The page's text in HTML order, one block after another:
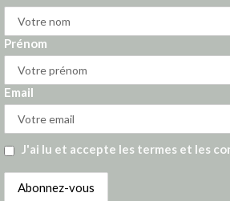
Prénom
Email
J'ai lu et accepte les termes et les